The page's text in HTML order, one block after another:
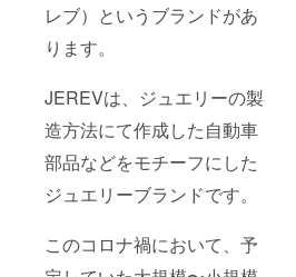
レブ）というブランドがあ
ります。
JEREVは、ジュエリーの製
造方法にて作成した自動車
部品などをモチーフにした
ジュエリーブランドです。
このコロナ禍において、予